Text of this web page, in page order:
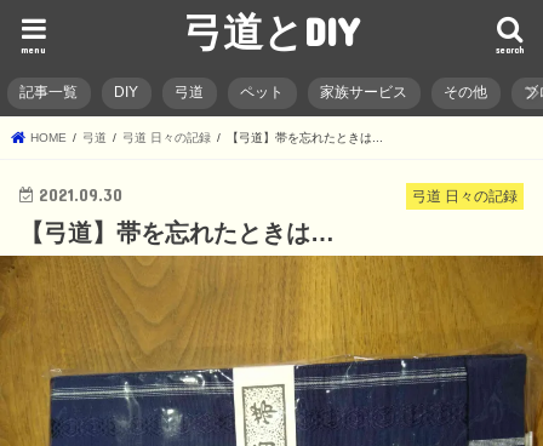
弓道とDIY search
menu
記事一覧 DIY 弓道 ペット 家族サービス その他 ブ
HOME 弓道 弓道 日々の記録 【弓道】帯を忘れたときは...
弓道 日々の記録
2021.09.30
【弓道】帯を忘れたときは…